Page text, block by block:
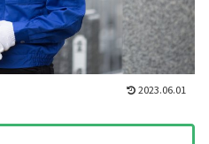
2023.06.01